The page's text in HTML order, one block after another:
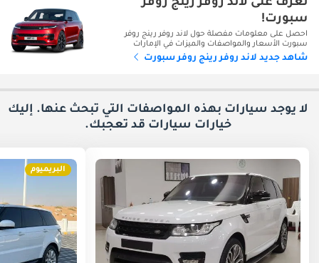
تعرف على لاند روفر رينج روفر
سبورت!
احصل على معلومات مفصلة حول لاند روفر رينج روفر
سبورت الأسعار والمواصفات والميزات في الإمارات
شاهد جديد لاند روفر رينج روفر سبورت
لا يوجد سيارات بهذه المواصفات التي تبحث عنها. إليك
خيارات سيارات قد تعجبك.
البريميوم